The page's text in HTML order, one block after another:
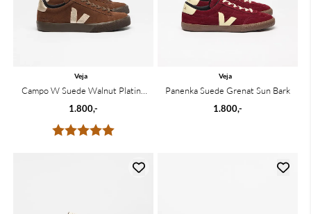
Karakter:
Veja
Campo W Suede Walnut Platine
Eagle
1.800,-
Veja
Panenka Suede Grenat Sun Bark
1.800,-